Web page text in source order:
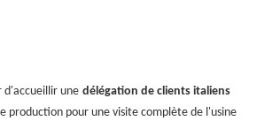
d'accueillir une délégation de clients italiens
production pour une visite complète de l'usine